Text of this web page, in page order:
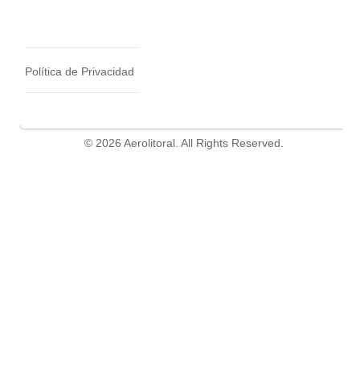
Política de Privacidad
© 2026 Aerolitoral. All Rights Reserved.